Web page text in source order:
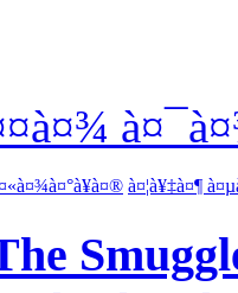
à¤¦à¥‡à¤¶